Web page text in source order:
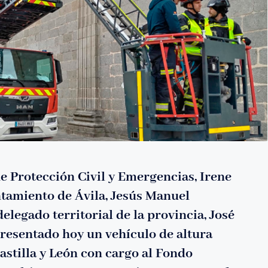
Protección Civil y Emergencias, Irene
de Ávila, Jesús Manuel
territorial de la provincia, José
hoy un vehículo de altura
y León con cargo al Fondo